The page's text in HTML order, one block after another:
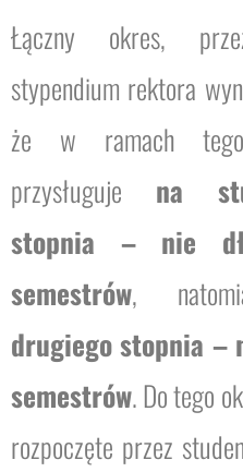
Łączny okres,
stypendium rektora
że w ramach tego
przysługuje na
stopnia – nie
semestrów,
drugiego stopnia –
semestrów. Do tego
rozpoczęte przez